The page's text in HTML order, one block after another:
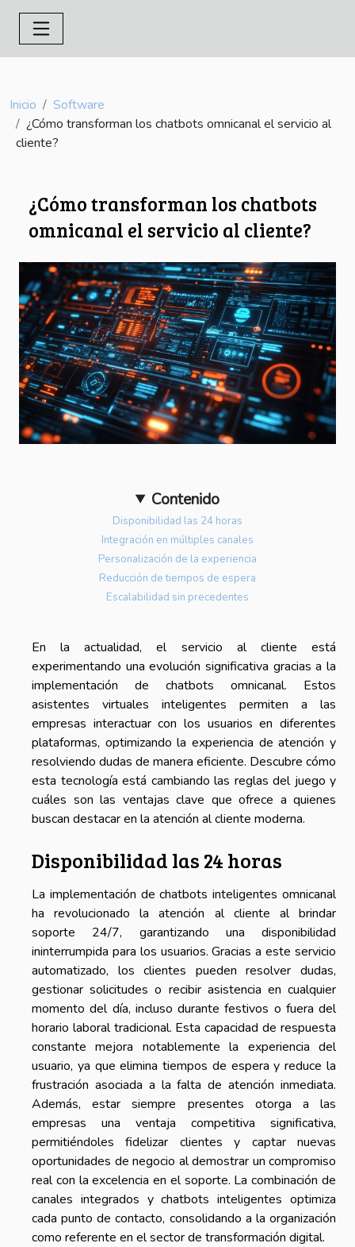
Inicio
Software
¿Cómo transforman los chatbots omnicanal el servicio al
cliente?
¿Cómo transforman los chatbots
omnicanal el servicio al cliente?
Contenido
Disponibilidad las 24 horas
Integración en múltiples canales
Personalización de la experiencia
Reducción de tiempos de espera
Escalabilidad sin precedentes
En la actualidad, el servicio al cliente está
experimentando una evolución significativa gracias a la
implementación de chatbots omnicanal. Estos
asistentes virtuales inteligentes permiten a las
empresas interactuar con los usuarios en diferentes
plataformas, optimizando la experiencia de atención y
resolviendo dudas de manera eficiente. Descubre cómo
esta tecnología está cambiando las reglas del juego y
cuáles son las ventajas clave que ofrece a quienes
buscan destacar en la atención al cliente moderna.
Disponibilidad las 24 horas
La implementación de chatbots inteligentes omnicanal
ha revolucionado la atención al cliente al brindar
soporte 24/7, garantizando una disponibilidad
ininterrumpida para los usuarios. Gracias a este servicio
automatizado, los clientes pueden resolver dudas,
gestionar solicitudes o recibir asistencia en cualquier
momento del día, incluso durante festivos o fuera del
horario laboral tradicional. Esta capacidad de respuesta
constante mejora notablemente la experiencia del
usuario, ya que elimina tiempos de espera y reduce la
frustración asociada a la falta de atención inmediata.
Además, estar siempre presentes otorga a las
empresas una ventaja competitiva significativa,
permitiéndoles fidelizar clientes y captar nuevas
oportunidades de negocio al demostrar un compromiso
real con la excelencia en el soporte. La combinación de
canales integrados y chatbots inteligentes optimiza
cada punto de contacto, consolidando a la organización
como referente en el sector de transformación digital.